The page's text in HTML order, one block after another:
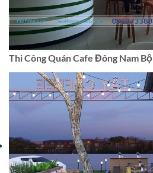
Thi Công Quán Cafe Đông Nam Bộ